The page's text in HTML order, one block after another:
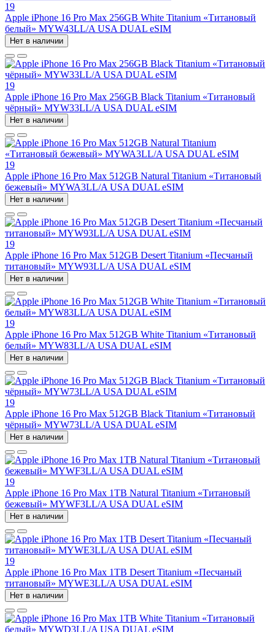
19
Apple iPhone 16 Pro Max 256GB White Titanium «Титановый
белый» MYW43LL/A USA DUAL eSIM
Нет в наличии
19
Apple iPhone 16 Pro Max 256GB Black Titanium «Титановый
чёрный» MYW33LL/A USA DUAL eSIM
Нет в наличии
19
Apple iPhone 16 Pro Max 512GB Natural Titanium «Tитановый
бежевый» MYWA3LL/A USA DUAL eSIM
Нет в наличии
19
Apple iPhone 16 Pro Max 512GB Desert Titanium «Песчаный
титановый» MYW93LL/A USA DUAL eSIM
Нет в наличии
19
Apple iPhone 16 Pro Max 512GB White Titanium «Титановый
белый» MYW83LL/A USA DUAL eSIM
Нет в наличии
19
Apple iPhone 16 Pro Max 512GB Black Titanium «Титановый
чёрный» MYW73LL/A USA DUAL eSIM
Нет в наличии
19
Apple iPhone 16 Pro Max 1TB Natural Titanium «Tитановый
бежевый» MYWF3LL/A USA DUAL eSIM
Нет в наличии
19
Apple iPhone 16 Pro Max 1TB Desert Titanium «Песчаный
титановый» MYWE3LL/A USA DUAL eSIM
Нет в наличии